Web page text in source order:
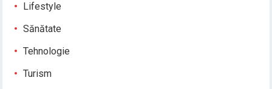
Lifestyle
Sănătate
Tehnologie
Turism